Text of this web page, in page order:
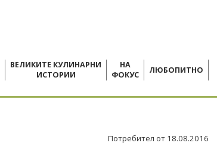
ВЕЛИКИТЕ КУЛИНАРНИ
ИСТОРИИ
НА
ФОКУС
ЛЮБОПИТНО
Потребител от 18.08.2016